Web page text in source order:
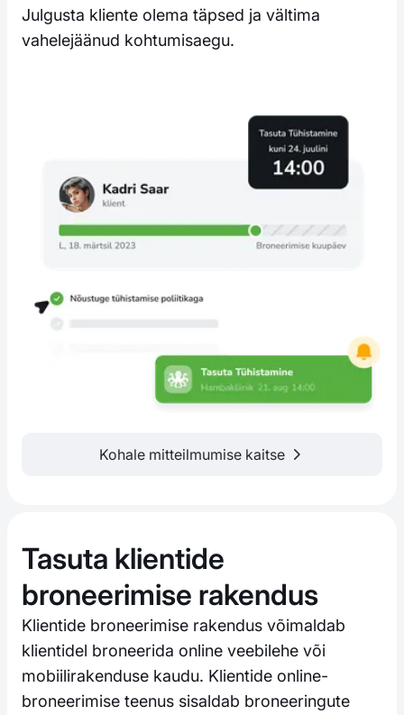
Julgusta kliente olema täpsed ja vältima
vahelejäänud kohtumisaegu.
Kohale mitteilmumise kaitse
Tasuta klientide
broneerimise rakendus
Klientide broneerimise rakendus võimaldab
klientidel broneerida online veebilehe või
mobiilirakenduse kaudu. Klientide online-
broneerimise teenus sisaldab broneeringute